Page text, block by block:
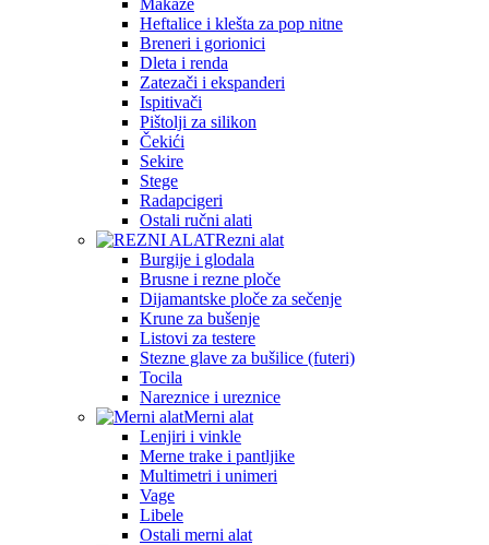
Makaze
Heftalice i klešta za pop nitne
Breneri i gorionici
Dleta i renda
Zatezači i ekspanderi
Ispitivači
Pištolji za silikon
Čekići
Sekire
Stege
Radapcigeri
Ostali ručni alati
Rezni alat
Burgije i glodala
Brusne i rezne ploče
Dijamantske ploče za sečenje
Krune za bušenje
Listovi za testere
Stezne glave za bušilice (futeri)
Tocila
Nareznice i ureznice
Merni alat
Lenjiri i vinkle
Merne trake i pantljike
Multimetri i unimeri
Vage
Libele
Ostali merni alat